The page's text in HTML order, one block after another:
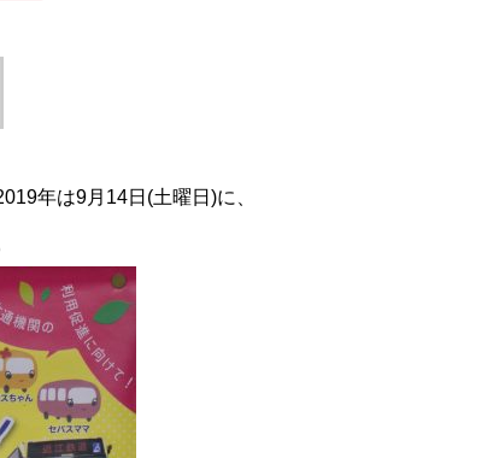
年は9月14日(土曜日)に、